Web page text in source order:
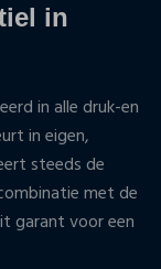
in
in alle druk-en
in eigen,
steeds de
met de
garant voor een